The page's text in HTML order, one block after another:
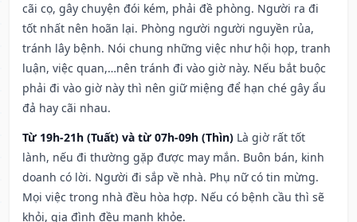
cãi cọ, gây chuyện đói kém, phải đề phòng. Người ra đi
tốt nhất nên hoãn lại. Phòng người người nguyền rủa,
tránh lây bệnh. Nói chung những việc như hội họp, tranh
luận, việc quan,…nên tránh đi vào giờ này. Nếu bắt buộc
phải đi vào giờ này thì nên giữ miệng để hạn ché gây ẩu
đả hay cãi nhau.
Từ 19h-21h (Tuất) và từ 07h-09h (Thìn) Là giờ rất tốt
lành, nếu đi thường gặp được may mắn. Buôn bán, kinh
doanh có lời. Người đi sắp về nhà. Phụ nữ có tin mừng.
Mọi việc trong nhà đều hòa hợp. Nếu có bệnh cầu thì sẽ
khỏi, gia đình đều mạnh khỏe.